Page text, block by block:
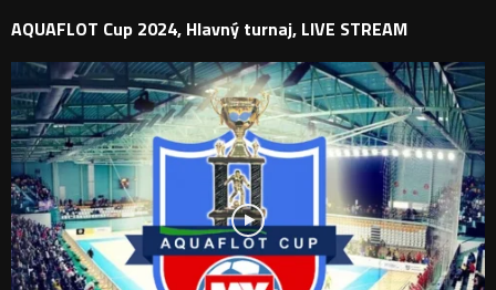
AQUAFLOT Cup 2024, Hlavný turnaj, LIVE STREAM